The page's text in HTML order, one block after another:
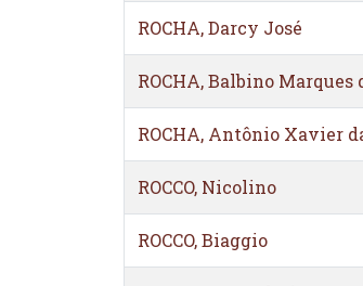
ROCHA, Darcy José
ROCHA, Balbino Marques
ROCHA, Antônio Xavier
ROCCO, Nicolino
ROCCO, Biaggio